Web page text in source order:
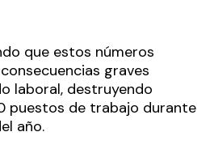
que estos números
graves
laboral, destruyendo
puestos de trabajo durante
año.